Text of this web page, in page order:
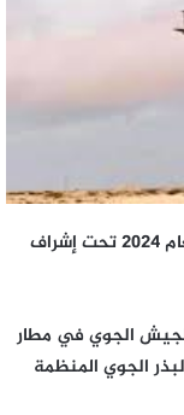
كيفه ميديا / إنطلاق عمليات البذر الجوي للعام 2024 تحت إشراف
الجوي في مطار
الجوي المنظمة